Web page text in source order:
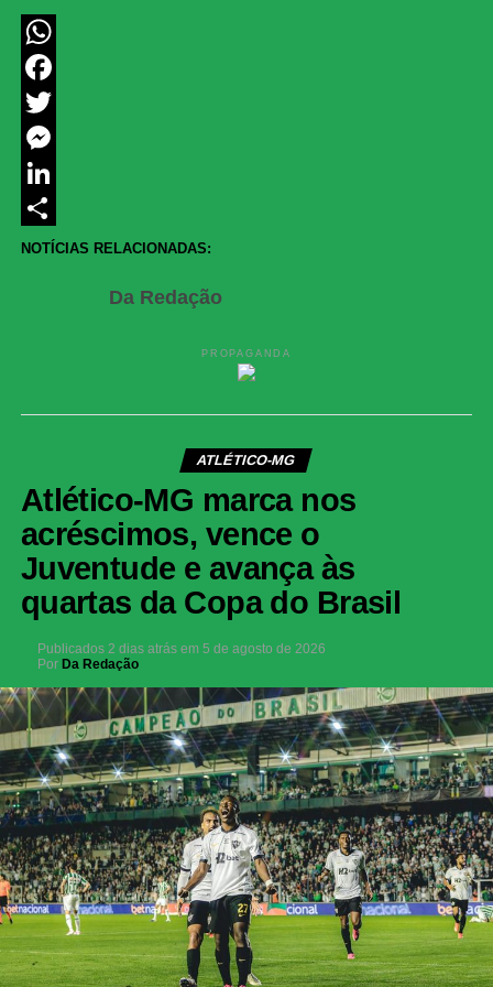
WhatsApp
Facebook
Twitter
Messenger
LinkedIn
Share
NOTÍCIAS RELACIONADAS:
Da Redação
PROPAGANDA
ATLÉTICO-MG
Atlético-MG marca nos
acréscimos, vence o
Juventude e avança às
quartas da Copa do Brasil
Publicados 2 dias atrás em 5 de agosto de 2026
Por Da Redação